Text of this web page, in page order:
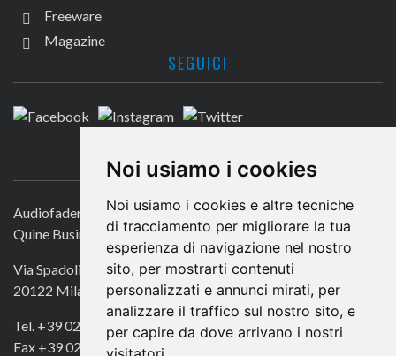
Noi usiamo i cookies
Noi usiamo i cookies e altre tecniche
di tracciamento per migliorare la tua
esperienza di navigazione nel nostro
sito, per mostrarti contenuti
personalizzati e annunci mirati, per
analizzare il traffico sul nostro sito, e
per capire da dove arrivano i nostri
Freeware
Magazine
SEGUICI
CONTATTACI
Audiofader.com
Quine Business Publisher
Via Spadolini 7
20122 Milano
Tel. +39 02 49756990
Fax +39 02 72016740